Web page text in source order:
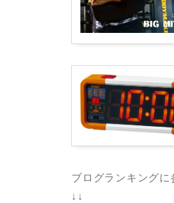
ブログランキングに
↓↓